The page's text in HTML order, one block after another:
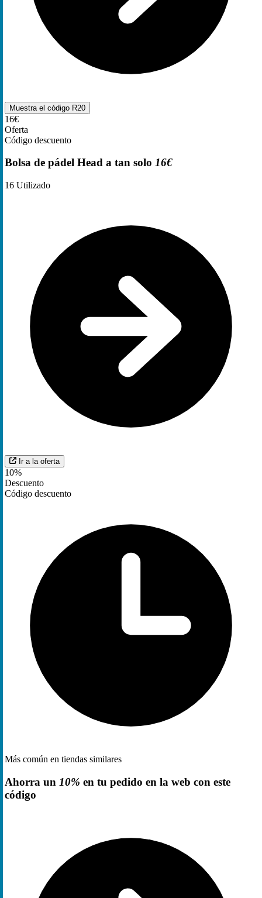
Muestra el código R20
16€
Oferta
Código descuento
Bolsa de pádel Head a tan solo 16€
16 Utilizado
Ir a la oferta
10%
Descuento
Código descuento
Más común en tiendas similares
Ahorra un 10% en tu pedido en la web con este
código